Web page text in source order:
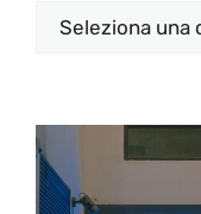
Categorie